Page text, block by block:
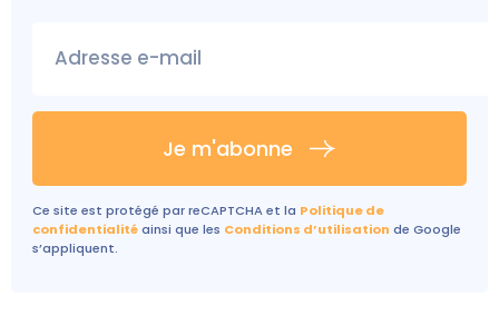
Adresse e-mail
Je m'abonne
Ce site est protégé par reCAPTCHA et la Politique de
confidentialité ainsi que les Conditions d’utilisation de Google
s’appliquent.